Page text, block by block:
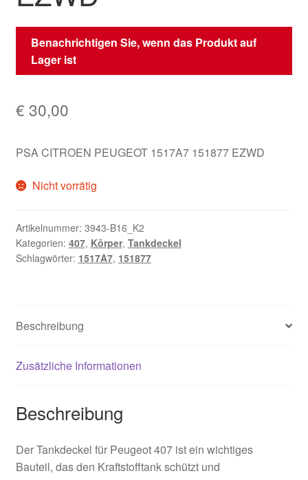
Benachrichtigen Sie, wenn das Produkt auf
Lager ist
€ 30,00
PSA CITROEN PEUGEOT 1517A7 151877 EZWD
Nicht vorrätig
Artikelnummer: 3943-B16_K2
Kategorien: 407, Körper, Tankdeckel
Schlagwörter: 1517A7, 151877
Beschreibung
Zusätzliche Informationen
Beschreibung
Der Tankdeckel für Peugeot 407 ist ein wichtiges
Bauteil, das den Kraftstofftank schützt und